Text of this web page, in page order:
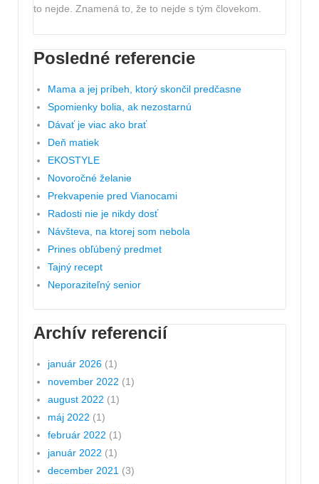
to nejde. Znamená to, že to nejde s tým človekom.
Posledné referencie
Mama a jej príbeh, ktorý skončil predčasne
Spomienky bolia, ak nezostarnú
Dávať je viac ako brať
Deň matiek
EKOSTYLE
Novoročné želanie
Prekvapenie pred Vianocami
Radosti nie je nikdy dosť
Návšteva, na ktorej som nebola
Prines obľúbený predmet
Tajný recept
Neporaziteľný senior
Archív referencií
január 2026 (1)
november 2022 (1)
august 2022 (1)
máj 2022 (1)
február 2022 (1)
január 2022 (1)
december 2021 (3)